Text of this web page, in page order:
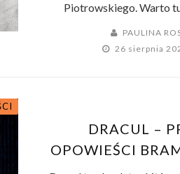
Piotrowskiego. Warto
PAULINA
26 sierpnia
DRACUL –
OPOWIEŚCI